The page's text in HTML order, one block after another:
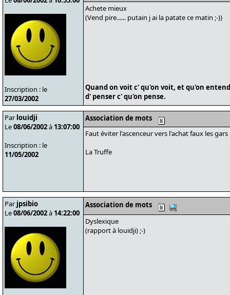
Inscription : le
27/03/2002
Achete mieux
(Vend pire...... putain j ai la patate ce matin ;-))
Quand on voit c' qu'on voit, et qu'on
d' penser c' qu'on pense.
Par louidji
Le08/06/2002à 13:07:00
Inscription : le
11/05/2002
Association de mots
Faut éviter l'ascenceur vers l'achat faux les gars
La Truffe
Par jpsibio
Le08/06/2002à 14:22:00
Association de mots
Dyslexique
(rapport à louidji) ;-)